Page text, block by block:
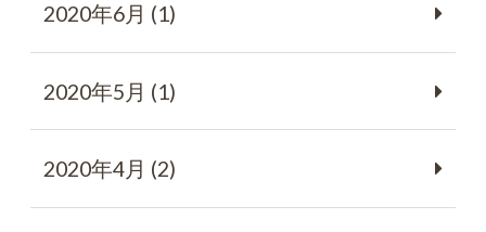
2020年6月 (1)
2020年5月 (1)
2020年4月 (2)